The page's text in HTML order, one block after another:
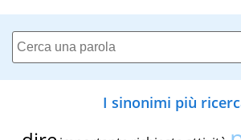
I sinonimi più